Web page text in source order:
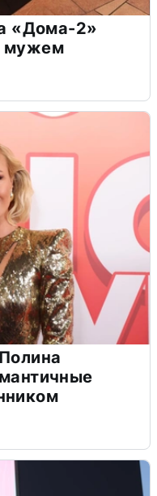
«Дома-2»
мужем